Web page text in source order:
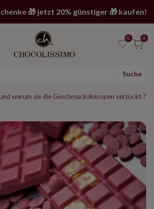
🎁 jetzt 20% günstiger 🎁 kaufen!
0 0
Suche
warum sie die Geschmacksknospen verzückt ?